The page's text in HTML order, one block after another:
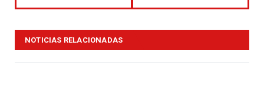
NOTICIAS RELACIONADAS